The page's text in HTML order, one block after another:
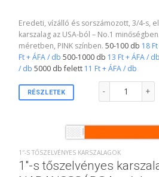
Eredeti, vízálló és sorszámozott, 3/4-s,
karszalag az USA-ból – No.1
méretben, PINK színben.50-100 db 18
Ft + ÁFA / db 500-1000 db 13 Ft + ÁFA / db
/ db 5000 db felett 11 Ft + ÁFA / db
RÉSZLETEK
1"-s
1″-S TŐSZELVÉNYES KARSZALAGOK
1″-s tőszelvényes